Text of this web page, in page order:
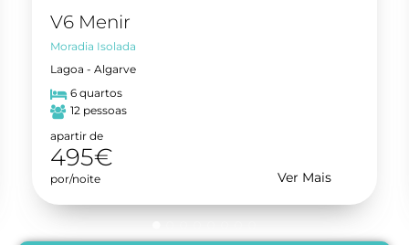
V6 Menir
Moradia Isolada
Lagoa - Algarve
6 quartos
12 pessoas
apartir de
495€
por/noite Ver Mais